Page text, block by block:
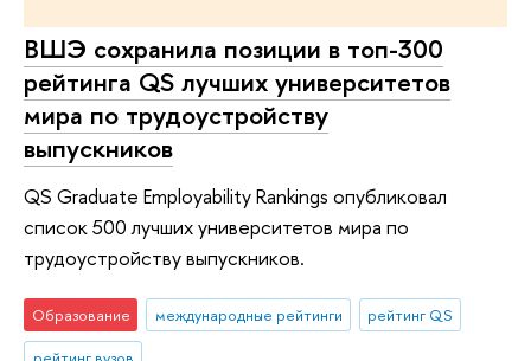
ВШЭ сохранила позиции в топ-300
рейтинга QS лучших университетов
мира по трудоустройству
выпускников
QS Graduate Employability Rankings опубликовал
список 500 лучших университетов мира по
трудоустройству выпускников.
Образование международные рейтинги
рейтинг QS